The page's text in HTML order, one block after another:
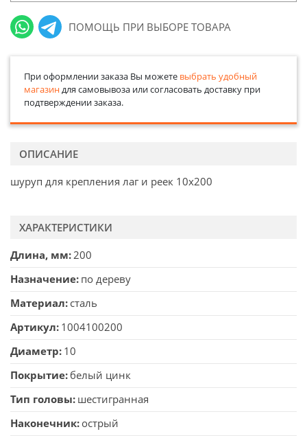
ПОМОЩЬ ПРИ ВЫБОРЕ ТОВАРА
При оформлении заказа Вы можете выбрать удобный
магазиндля самовывоза или согласовать доставку при
подтверждении заказа.
ОПИСАНИЕ
шуруп для крепления лаг и реек 10х200
ХАРАКТЕРИСТИКИ
Длина, мм 200
Назначение по дереву
Материал сталь
Артикул 1004100200
Диаметр 10
Покрытие белый цинк
Тип головы шестигранная
Наконечник острый